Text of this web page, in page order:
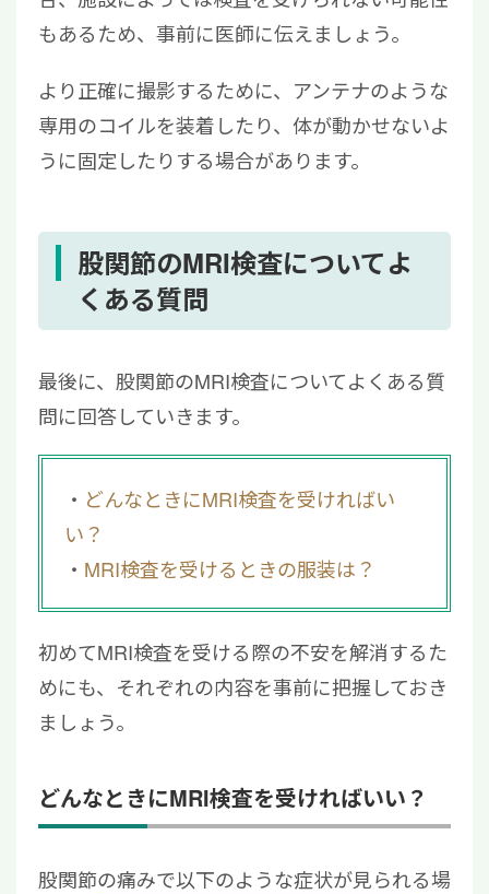
もあるため、事前に医師に伝えましょう。
より正確に撮影するために、アンテナのような
専用のコイルを装着したり、体が動かせないよ
うに固定したりする場合があります。
股関節のMRI検査についてよ
くある質問
最後に、股関節のMRI検査についてよくある質
問に回答していきます。
どんなときにMRI検査を受ければい
い？
MRI検査を受けるときの服装は？
初めてMRI検査を受ける際の不安を解消するた
めにも、それぞれの内容を事前に把握しておき
ましょう。
どんなときにMRI検査を受ければいい？
股関節の痛みで以下のような症状が見られる場